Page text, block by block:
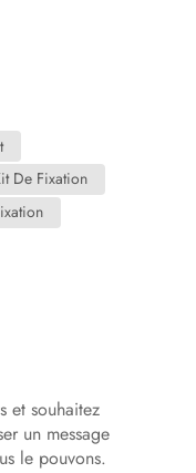
De Fixation
et souhaitez
un message
le pouvons.